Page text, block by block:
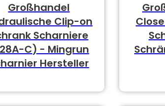
Großhandel
Clip-on
Scharniere
C) - Mingrun
Hersteller